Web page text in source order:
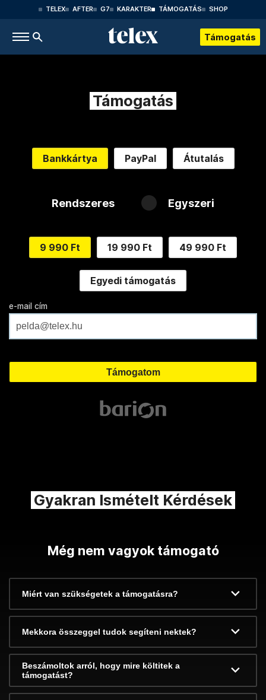
TELEX AFTER G7 KARAKTER TÁMOGATÁS SHOP
Támogatás
Támogatás
Bankkártya PayPal Átutalás
Rendszeres Egyszeri
9 990 Ft 19 990 Ft 49 990 Ft
Egyedi támogatás
e-mail cím
Gyakran Ismételt Kérdések
Még nem vagyok támogató
Miért van szükségetek a támogatásra?
Mekkora összeggel tudok segíteni nektek?
Beszámoltok arról, hogy mire költitek a
támogatást?